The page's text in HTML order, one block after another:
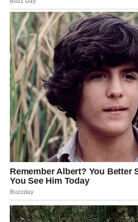
Jarčevima petak donosi potvrdu da
Poslovna situacija postaje mnogo
veoma dobra finansijska vest koja
ostvarite planove koje ste dugo
Na ljubavnom planu partner će biti
Slobodni Jarčevi mogu upoznati
sigurnost i mir.
Vodolija
Vodolije će biti među znakovima
radost kakvu odavno nisu osetile.
prilika, važna vest ili susret sa
uticaj na vašu budućnost učiniće da